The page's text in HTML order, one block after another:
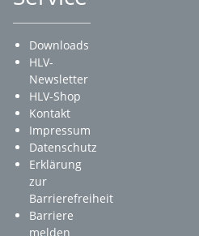
Downloads
HLV-
Newsletter
HLV-Shop
Kontakt
Impressum
Datenschutz
Erklärung
zur
Barrierefreiheit
Barriere
melden